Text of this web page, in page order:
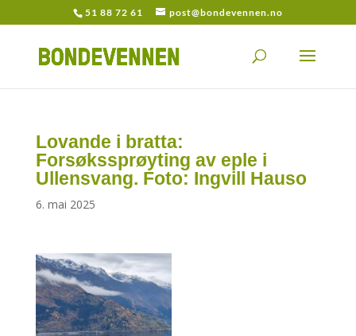
51 88 72 61 post@bondevennen.no
Lovande i bratta:
Forsøkssprøyting av eple i
Ullensvang. Foto: Ingvill Hauso
6. mai 2025